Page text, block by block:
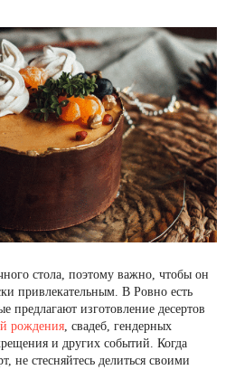
стола, поэтому важно, чтобы он
привлекательным. В Ровно есть
предлагают изготовление десертов
рождения, свадеб, гендерных
и других событий. Когда
не стесняйтесь делиться своими